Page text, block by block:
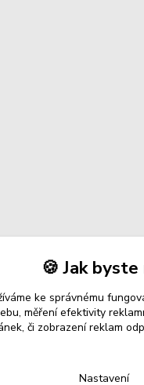
🍪 Jak
ke správnému
měření efektivity
či zobrazení reklam
Nastavení